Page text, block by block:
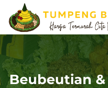
content
Beubeutian